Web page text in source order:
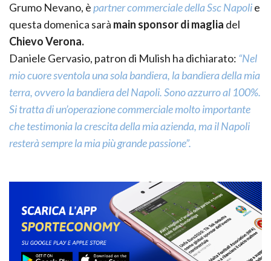
Grumo Nevano, èpartner commerciale della Ssc Napolie
questa domenica sarà main sponsor di maglia del
Chievo Verona.
Daniele Gervasio, patron di Mulish ha dichiarato: “Nel
mio cuore sventola una sola bandiera, la bandiera della mia
terra, ovvero la bandiera del Napoli. Sono azzurro al 100%.
Si tratta di un’operazione commerciale molto importante
che testimonia la crescita della mia azienda, ma il Napoli
resterà sempre la mia più grande passione”.